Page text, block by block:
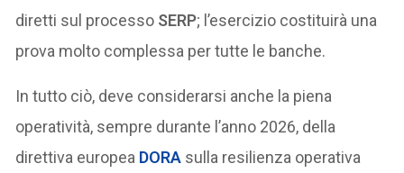
diretti sul processo SERP; l’esercizio costituirà una
prova molto complessa per tutte le banche.
In tutto ciò, deve considerarsi anche la piena
operatività, sempre durante l’anno 2026, della
direttiva europea DORA sulla resilienza operativa